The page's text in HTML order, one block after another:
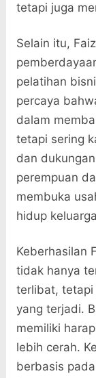
tetapi juga
Selain itu,
pelatihan
percaya
dalam
tetapi sering
dan
perempuan
membuka
hidup
Keberhasilan
tidak hanya
terlibat, tetapi
yang terjadi.
memiliki
lebih cerah.
berbasis